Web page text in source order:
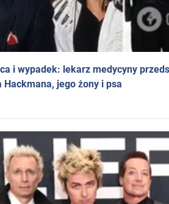
i wypadek: lekarz medycyny
jego żony i psa